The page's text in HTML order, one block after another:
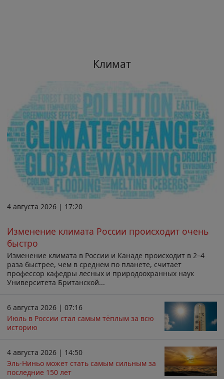
Климат
4 августа 2026 | 17:20
Изменение климата России происходит очень
быстро
Изменение климата в России и Канаде происходит в 2–4
раза быстрее, чем в среднем по планете, считает
профессор кафедры лесных и природоохранных наук
Университета Британской...
6 августа 2026 | 07:16
Июль в России стал самым тёплым за всю
историю
4 августа 2026 | 14:50
Эль-Ниньо может стать самым сильным за
последние 150 лет